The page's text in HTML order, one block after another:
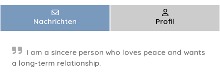
Nachrichten Profil
I am a sincere person who loves peace and wants
a long-term relationship.